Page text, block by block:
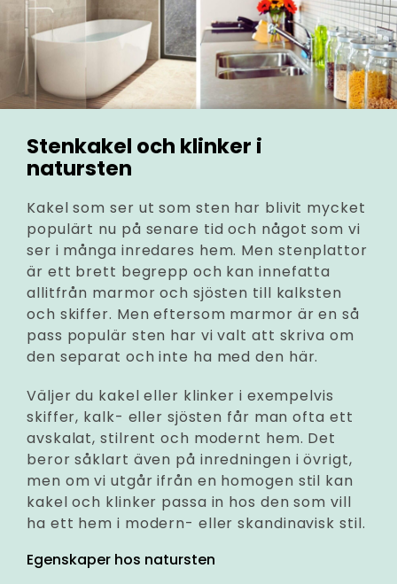
Stenkakel och klinker i
natursten
Kakel som ser ut som sten har blivit mycket
populärt nu på senare tid och något som vi
ser i många inredares hem. Men stenplattor
är ett brett begrepp och kan innefatta
allitfrån marmor och sjösten till kalksten
och skiffer. Men eftersom marmor är en så
pass populär sten har vi valt att skriva om
den separat och inte ha med den här.
Väljer du kakel eller klinker i exempelvis
skiffer, kalk- eller sjösten får man ofta ett
avskalat, stilrent och modernt hem. Det
beror såklart även på inredningen i övrigt,
men om vi utgår ifrån en homogen stil kan
kakel och klinker passa in hos den som vill
ha ett hem i modern- eller skandinavisk stil.
Egenskaper hos natursten